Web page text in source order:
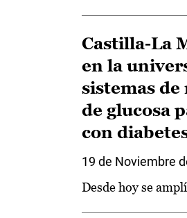
Castilla-La
en la
sistemas
de glucosa
con
19 de Noviembre
Desde hoy se